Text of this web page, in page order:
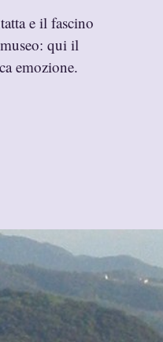
e il fascino
qui il
emozione.